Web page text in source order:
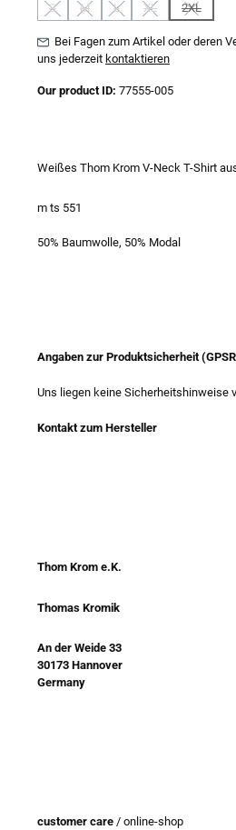
S
(Diese Option ist zurzeit nicht verfügbar.)
M
(Diese Option ist zurzeit nicht
L
(Diese Option ist zurzeit
XL
(Diese Option ist
2XL
(Diese
Bei Fagen zum Artikel oder deren
uns jederzeit kontaktieren
Our product ID: 77555-005
Weißes Thom Krom V-Neck T-Shirt
m ts 551
50% Baumwolle, 50% Modal
Angaben zur Produktsicherheit
Uns liegen keine Sicherheitshinweise
Kontakt zum Hersteller
Thom Krom e.K.
Thomas Kromik
An der Weide 33
30173 Hannover
Germany
customer care / online-shop